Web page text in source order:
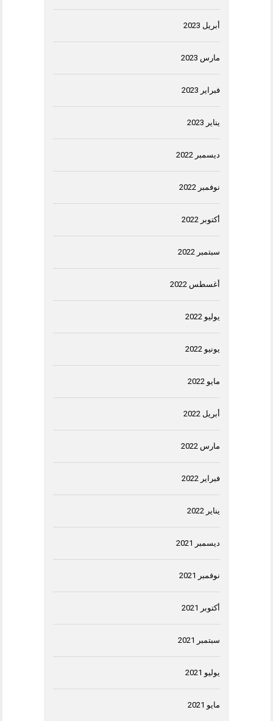
أبريل 2023
مارس 2023
فبراير 2023
يناير 2023
ديسمبر 2022
نوفمبر 2022
أكتوبر 2022
سبتمبر 2022
أغسطس 2022
يوليو 2022
يونيو 2022
مايو 2022
أبريل 2022
مارس 2022
فبراير 2022
يناير 2022
ديسمبر 2021
نوفمبر 2021
أكتوبر 2021
سبتمبر 2021
يوليو 2021
مايو 2021